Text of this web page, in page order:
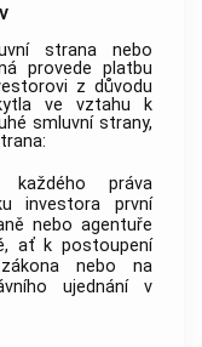
strana nebo
provede platbu
z důvodu
ve vztahu k
smluvní strany,
každého práva
investora první
nebo agentuře
ať k postoupení
nebo na
ujednání v